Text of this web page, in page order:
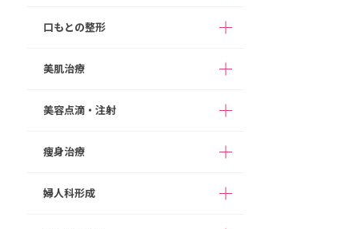
目の下のたるみ取り（切開法）
目頭切開
切らない眼瞼下垂（タッキング法）
ない隆鼻術）
鼻尖形成
切らない鼻中隔延長
鼻中隔延長
ボツリヌス注射
顔の脂肪注入
あご形成
口もとの整形
M字リップ
口角拳上
たらこ唇修正
美肌治療
ダーマペン４
ポテンツァ
次世代PRP（VFD）
美容点滴・注射
高濃度ビタミンC点滴
白玉点滴
痩身治療
1day部分痩せ（内もも、二の腕）
婦人科形成